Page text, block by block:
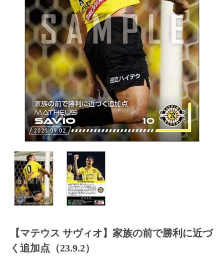
【マテウス サヴィオ】家族の前で勝利に近づ
く追加点（23.9.2）